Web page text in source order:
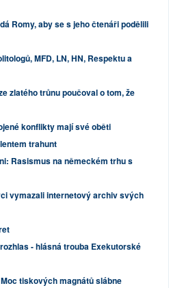
Romy, aby se s jeho čtenáři podělili
MFD, LN, HN, Respektu a
zlatého trůnu poučoval o tom, že
konflikty mají své oběti
trahunt
Rasismus na německém trhu s
vymazali internetový archiv svých
- hlásná trouba Exekutorské
tiskových magnátů slábne